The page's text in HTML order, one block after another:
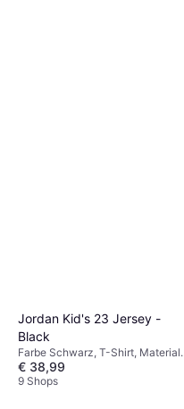
Jordan Kid's 23 Jersey -
Black
Farbe Schwarz, T-Shirt, Material
Polyester
€ 38,99
9 Shops